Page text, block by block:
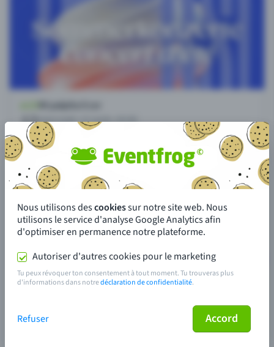
Nous utilisons descookiessur notre site web. Nous
utilisons le service d'analyse Google Analytics afin
d'optimiser en permanence notre plateforme.
Autoriser d'autres cookies pour le marketing
Tu peux révoquer ton consentement à tout moment. Tu trouveras plus
d'informations dans notredéclaration de confidentialité.
Refuser Accord